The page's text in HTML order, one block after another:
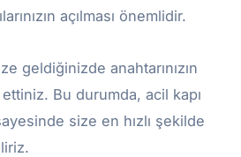
açılması önemlidir.
geldiğinizde anahtarınızın
ettiniz. Bu durumda, acil kapı
size en hızlı şekilde